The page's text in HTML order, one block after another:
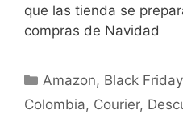
que las tienda se
compras de Navidad
Amazon, Black Friday
Colombia, Courier,